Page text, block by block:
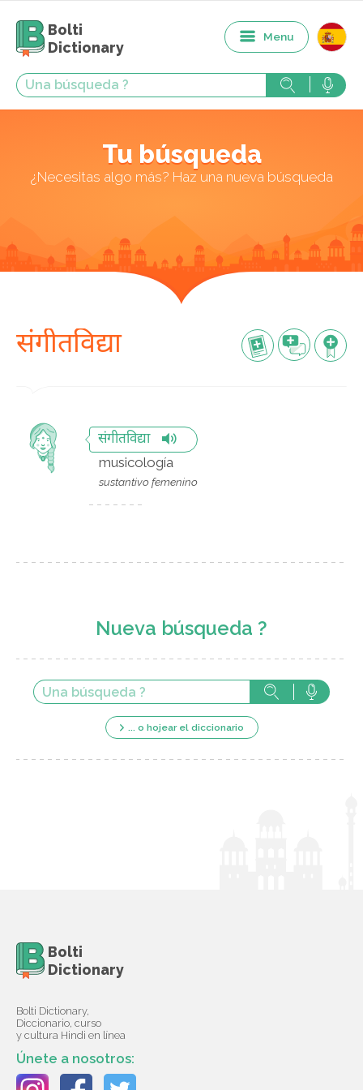
Bolti
Dictionary
Menu
Tu búsqueda
¿Necesitas algo más? Haz una nueva búsqueda
संगीतविद्या
संगीतविद्या
musicología
sustantivo femenino
Nueva búsqueda ?
... o hojear el diccionario
Bolti
Dictionary
Bolti Dictionary,
Diccionario, curso
y cultura Hindi en línea
Únete a nosotros: